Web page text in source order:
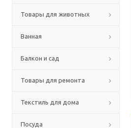
Товары для животных
Ванная
Балкон и сад
Товары для ремонта
Текстиль для дома
Посуда